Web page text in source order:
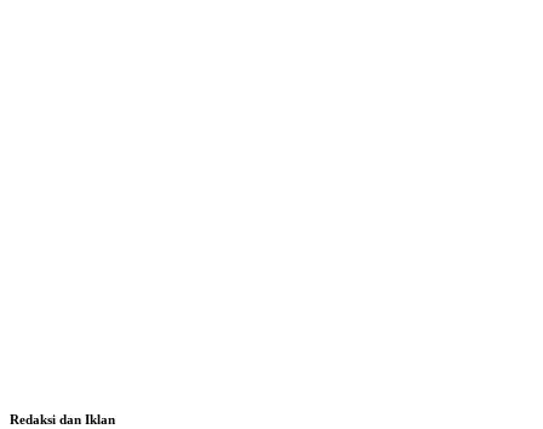
Redaksi dan Iklan